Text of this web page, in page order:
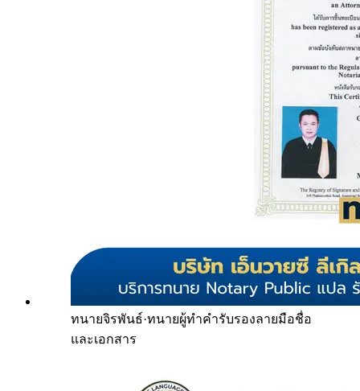
ทนายจิรพันธ์·ทนายผู้ทำคำรับรองลายมือชื่อ
และเอกสาร